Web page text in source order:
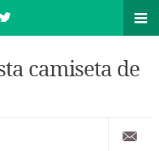
camiseta de